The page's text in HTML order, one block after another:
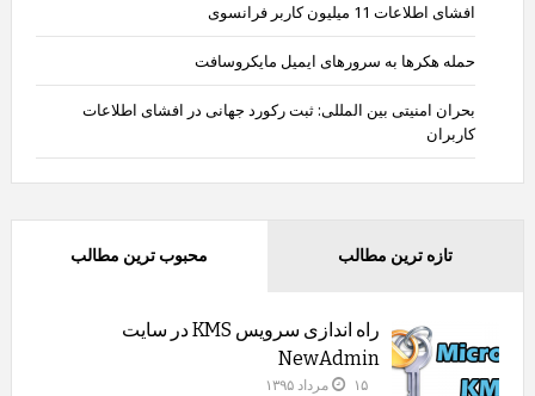
افشای اطلاعات 11 میلیون کاربر فرانسوی
حمله هکرها به سرورهای ایمیل مایکروسافت
بحران امنیتی بین المللی: ثبت رکورد جهانی در افشای اطلاعات
کاربران
محبوب ترین مطالب تازه ترین مطالب
راه اندازی سرویس KMS در سایت
NewAdmin
۱۵ مرداد ۱۳۹۵